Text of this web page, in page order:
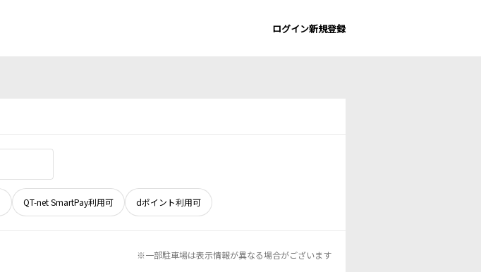
ログイン新規登録
QT-net SmartPay利用可 dポイント利用可
※一部駐車場は表示情報が異なる場合がございます